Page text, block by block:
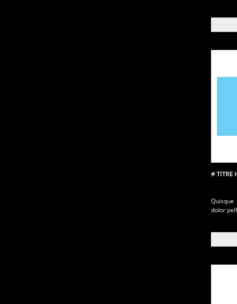
# TITRE
dolor